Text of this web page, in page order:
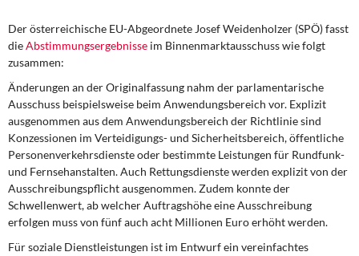
Kontakt
Der österreichische EU-Abgeordnete Josef Weidenholzer (SPÖ) fasst
dieAbstimmungsergebnisse im Binnenmarktausschuss wie folgt
zusammen:
Änderungen an der Originalfassung nahm der parlamentarische
Ausschuss beispielsweise beim Anwendungsbereich vor. Explizit
ausgenommen aus dem Anwendungsbereich der Richtlinie sind
Konzessionen im Verteidigungs- und Sicherheitsbereich, öffentliche
Personenverkehrsdienste oder bestimmte Leistungen für Rundfunk-
und Fernsehanstalten. Auch Rettungsdienste werden explizit von der
Ausschreibungspflicht ausgenommen. Zudem konnte der
Schwellenwert, ab welcher Auftragshöhe eine Ausschreibung
erfolgen muss von fünf auch acht Millionen Euro erhöht werden.
Für soziale Dienstleistungen ist im Entwurf ein vereinfachtes